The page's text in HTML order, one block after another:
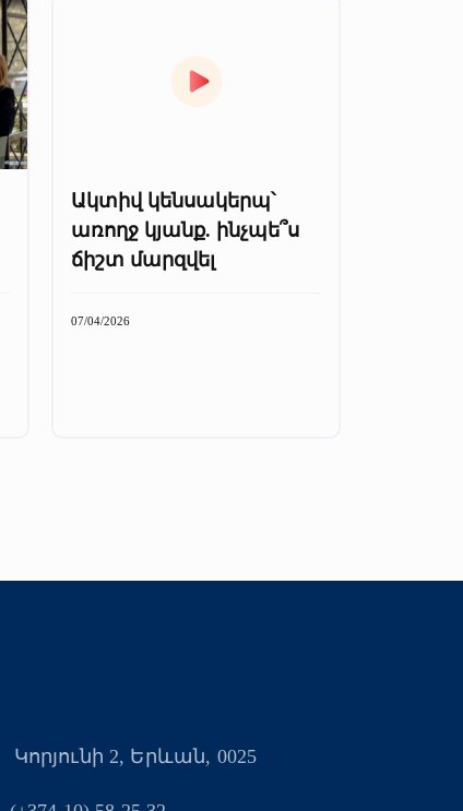
Ակտիվ կենսակերպ՝
առողջ կյանք. ինչպե՞ս
ճիշտ մարզվել
07/04/2026
Կորյունի 2, Երևան, 0025